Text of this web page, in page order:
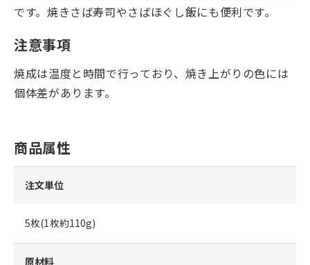
です。焼きさば寿司やさばほぐし飯にも便利です。
注意事項
焼成は温度と時間で行っており、焼き上がりの色には
個体差があります。
商品属性
注文単位
5枚(1枚約110g)
原材料